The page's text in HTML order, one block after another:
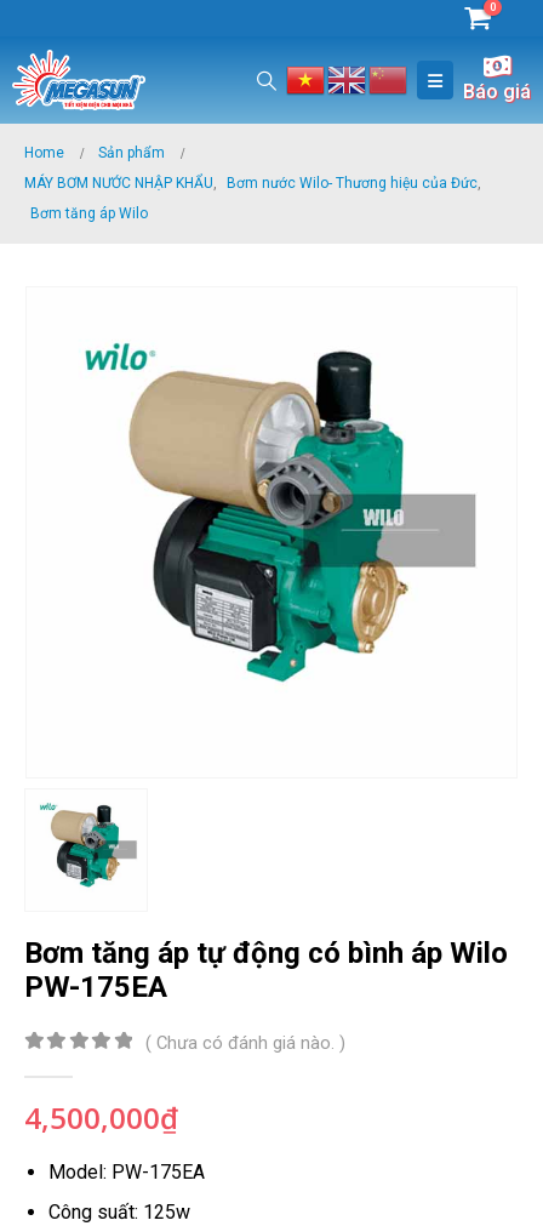
0
Báo giá
Home
Sản phẩm
MÁY BƠM NƯỚC NHẬP KHẨU, Bơm nước Wilo- Thương hiệu của Đức,
Bơm tăng áp Wilo
Bơm tăng áp tự động có bình áp Wilo
PW-175EA
( Chưa có đánh giá nào. )
4,500,000₫
Model: PW-175EA
Công suất: 125w